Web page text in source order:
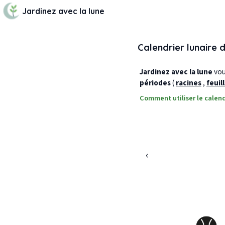
Jardinez avec la lune
Calendrier lunaire
Jardinez avec la lune
périodes(racines,
Comment utiliser le
‹